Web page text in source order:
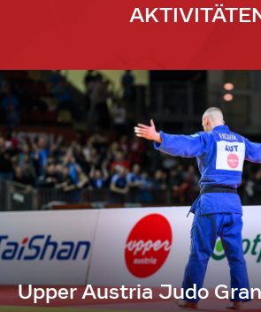
Upper Austria Judo